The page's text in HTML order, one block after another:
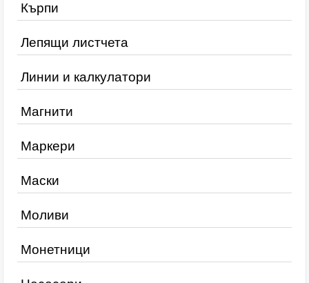
Кърпи
Лепящи листчета
Линии и калкулатори
Магнити
Маркери
Маски
Моливи
Монетници